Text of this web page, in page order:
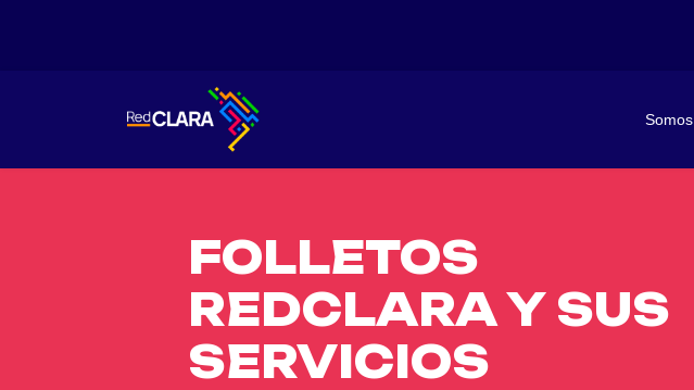
Somos
FOLLETOS
REDCLARA Y SUS
SERVICIOS